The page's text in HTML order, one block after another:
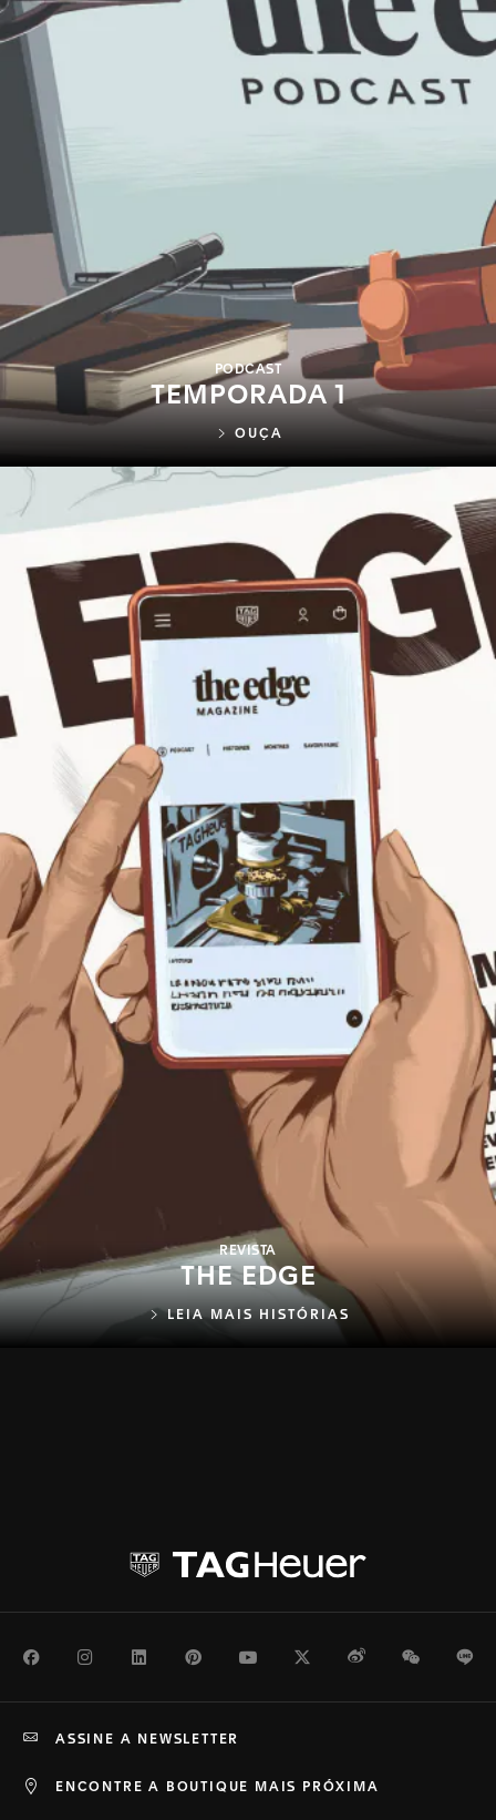
PODCAST
TEMPORADA 1
OUÇA
REVISTA
THE EDGE
LEIA MAIS HISTÓRIAS
FacebookInstagramLinkedInPinterestYoutubeTwitterWeiboWeChat
ENCONTRE A BOUTIQUE MAIS PRÓXIMA
ASSINE A NEWSLETTER